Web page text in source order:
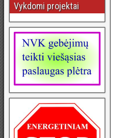
Vykdomi projektai